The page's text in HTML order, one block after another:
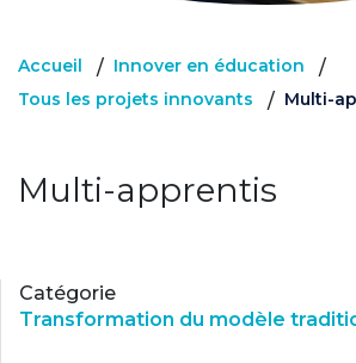
Accueil / Innover en éducation /
Tous les projets innovants / Multi-
Multi-apprentis
Catégorie
Transformation du modèle